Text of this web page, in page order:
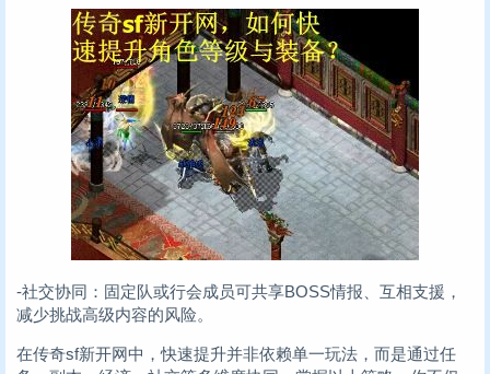
-社交协同：固定队或行会成员可共享BOSS情报、互相支援，
减少挑战高级内容的风险。
在传奇sf新开网中，快速提升并非依赖单一玩法，而是通过任